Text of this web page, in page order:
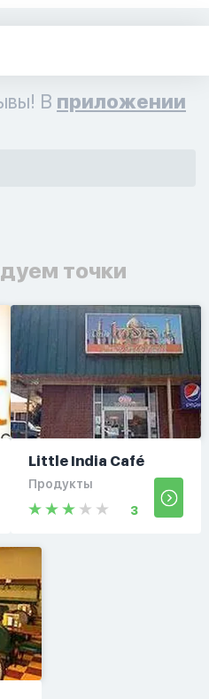
В приложении
точки
Little India Café
Продукты
3